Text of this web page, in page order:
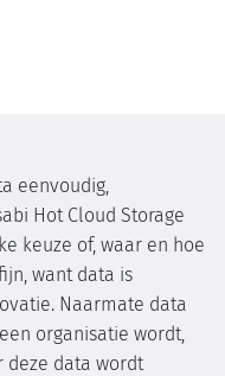
eenvoudig,
Hot Cloud Storage
keuze of, waar en hoe
want data is
Naarmate data
organisatie wordt,
deze data wordt